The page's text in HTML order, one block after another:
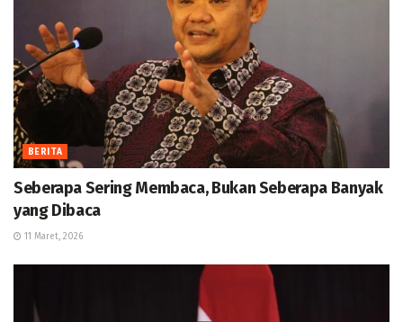
BERITA
Seberapa Sering Membaca, Bukan Seberapa Banyak
yang Dibaca
11 Maret, 2026